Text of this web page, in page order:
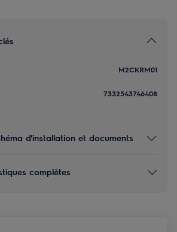
M2CKRM01
7332543746408
d'installation et documents
complètes